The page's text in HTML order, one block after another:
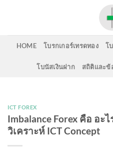
HOME โบรกเกอร์เทรดทอง โ
โบนัสเงินฝาก สถิติและข้
ICT FOREX
Imbalance Forex คือ อะ
วิเคราะห์ ICT Concept